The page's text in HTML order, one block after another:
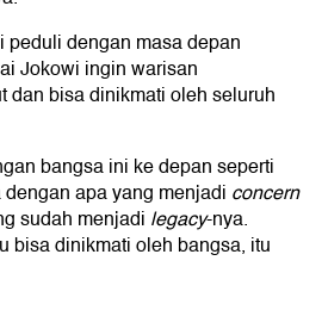
peduli dengan masa depan
Jokowi ingin warisan
dan bisa dinikmati oleh seluruh
bangsa ini ke depan seperti
apa yang menjadi concern
sudah menjadi legacy-nya.
bisa dinikmati oleh bangsa, itu